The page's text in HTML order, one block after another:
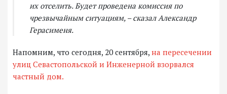
их отселить. Будет проведена комиссия по
чрезвычайным ситуациям, – сказал Александр
Герасименя.
Напомним, что сегодня, 20 сентября, на пересечении
улиц Севастопольской и Инженерной взорвался
частный дом.